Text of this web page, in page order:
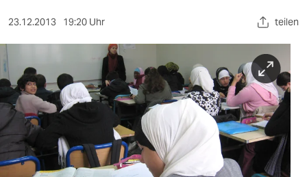
sport
berlin
nord
wahrheit
23.12.2013 19:20 Uhr teilen